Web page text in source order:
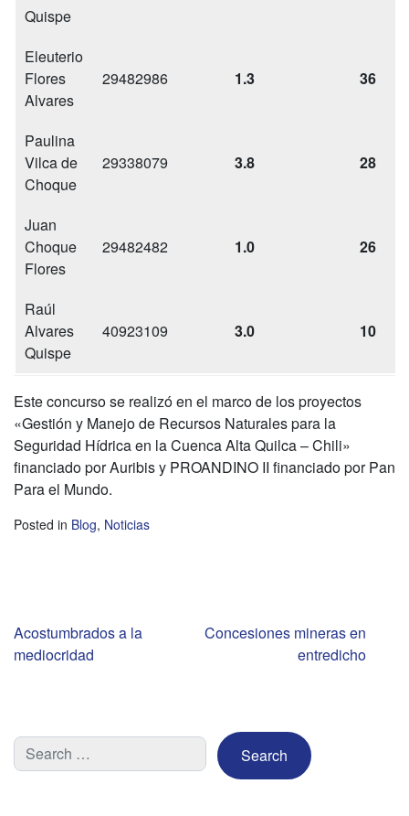
Quispe
Eleuterio
Flores
Alvares
29482986 1.3 36
Paulina
Vilca de
Choque
29338079 3.8 28
Juan
Choque
Flores
29482482 1.0 26
Raúl
Alvares
Quispe
40923109 3.0 10
Este concurso se realizó en el marco de los proyectos
«Gestión y Manejo de Recursos Naturales para la
Seguridad Hídrica en la Cuenca Alta Quilca – Chili»
financiado por Auribis y PROANDINO II financiado por Pan
Para el Mundo.
Posted in Blog, Noticias
Navegación
Acostumbrados a la
mediocridad
Concesiones mineras en
entredicho